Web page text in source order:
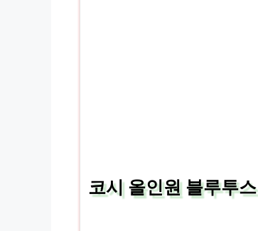
코시 올인원 블루투